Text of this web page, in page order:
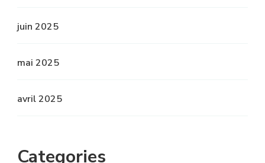
juin 2025
mai 2025
avril 2025
Categories